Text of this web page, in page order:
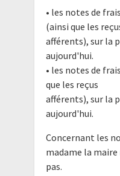
• les notes de
(ainsi que les
afférents), sur la
aujourd'hui.
• les notes de
que les reçus
afférents), sur la
aujourd'hui.
Concernant les
madame la maire
pas.